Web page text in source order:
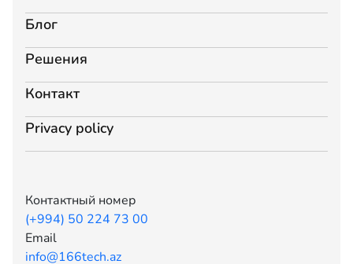
Блог
Решения
Контакт
Privacy policy
Контактный номер
(+994) 50 224 73 00
Email
info@166tech.az